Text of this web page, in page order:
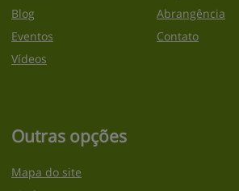
Blog
Eventos
Vídeos
Abrangência
Contato
Outras opções
Mapa do site